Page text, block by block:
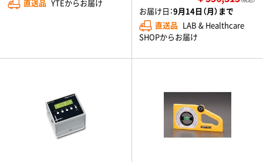
直送品 YTEからお届け
お届け日：9月14日（月）まで
直送品 LAB & Healthcare
SHOPからお届け